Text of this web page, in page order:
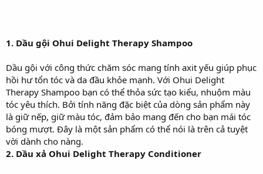
1. Dầu gội Ohui Delight Therapy Shampoo
Dầu gội với công thức chăm sóc mang tính axit yếu giúp phục
hồi hư tổn tóc và da đầu khỏe mạnh. Với Ohui Delight
Therapy Shampoo bạn có thể thỏa sức tạo kiểu, nhuộm màu
tóc yêu thích. Bởi tính năng đặc biệt của dòng sản phẩm này
là giữ nếp, giữ màu tóc, đảm bảo mang đến cho bạn mái tóc
bóng mượt. Đây là một sản phẩm có thể nói là trên cả tuyệt
vời dành cho nàng.
2. Dầu xả Ohui Delight Therapy Conditioner